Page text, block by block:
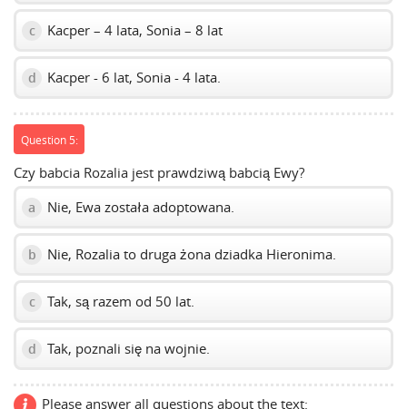
c Kacper – 4 lata, Sonia – 8 lat
d Kacper - 6 lat, Sonia - 4 lata.
Question 5:
Czy babcia Rozalia jest prawdziwą babcią Ewy?
a Nie, Ewa została adoptowana.
b Nie, Rozalia to druga żona dziadka Hieronima.
c Tak, są razem od 50 lat.
d Tak, poznali się na wojnie.
Please answer all questions about the text: